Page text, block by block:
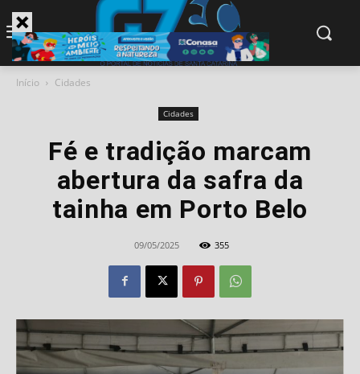
Início Cidades
Cidades
Fé e tradição marcam
abertura da safra da
tainha em Porto Belo
09/05/2025 355
modal-check